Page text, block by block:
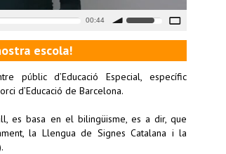
00:44
escola!
públic d’Educació Especial, específic
d’Educació de Barcelona.
es basa en el bilingüisme, es a dir, que
la Llengua de Signes Catalana i la